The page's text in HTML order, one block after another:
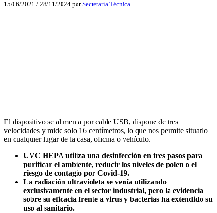
15/06/2021 / 28/11/2024 porSecretaría Técnica
El dispositivo se alimenta por cable USB, dispone de tres
velocidades y mide solo 16 centímetros, lo que nos permite situarlo
en cualquier lugar de la casa, oficina o vehículo.
UVC HEPA utiliza una desinfección en tres pasos para
purificar el ambiente, reducir los niveles de polen o el
riesgo de contagio por Covid-19.
La radiación ultravioleta se venía utilizando
exclusivamente en el sector industrial, pero la evidencia
sobre su eficacia frente a virus y bacterias ha extendido su
uso al sanitario.